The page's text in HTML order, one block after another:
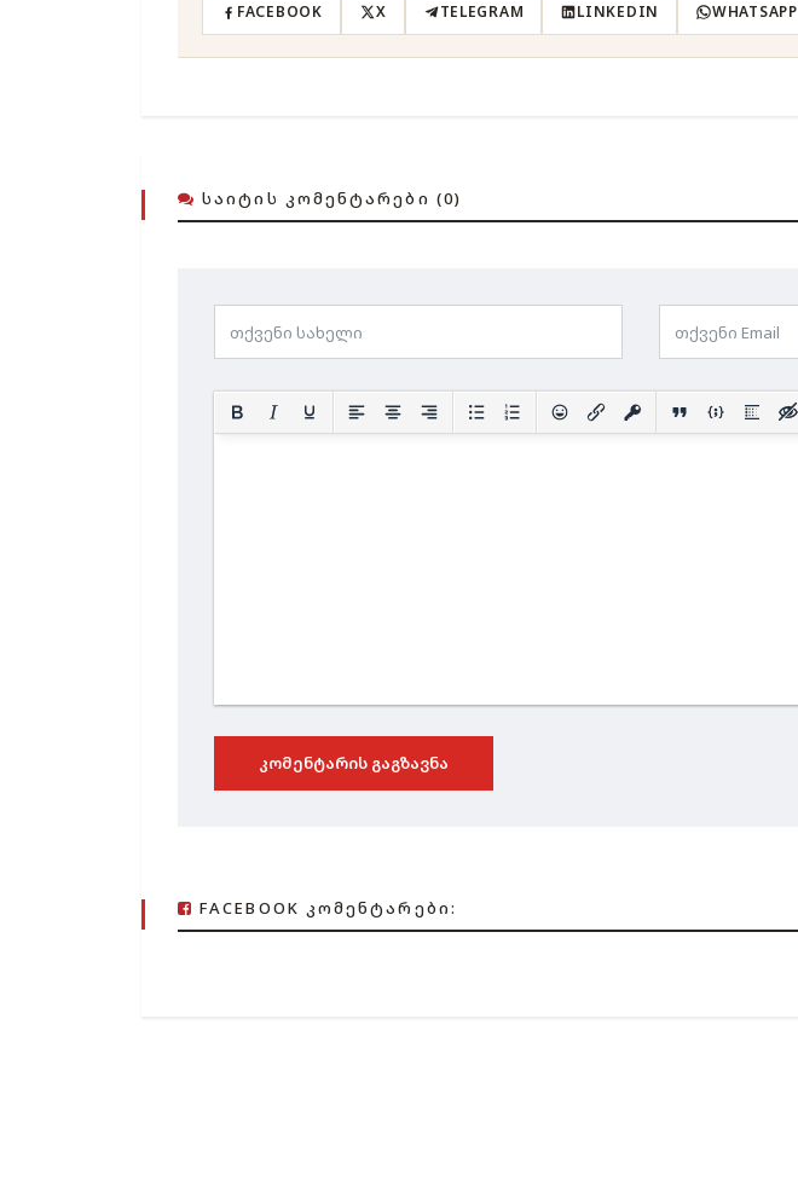
FACEBOOK X TELEGRAM LINKEDIN WHATSAPP
ᲡᲐᲘᲢᲘᲡ ᲙᲝᲛᲔᲜᲢᲐᲠᲔᲑᲘ (0)
ᲙᲝᲛᲔᲜᲢᲐᲠᲘᲡ ᲒᲐᲒᲖᲐᲕᲜᲐ
FACEBOOK ᲙᲝᲛᲔᲜᲢᲐᲠᲔᲑᲘ: